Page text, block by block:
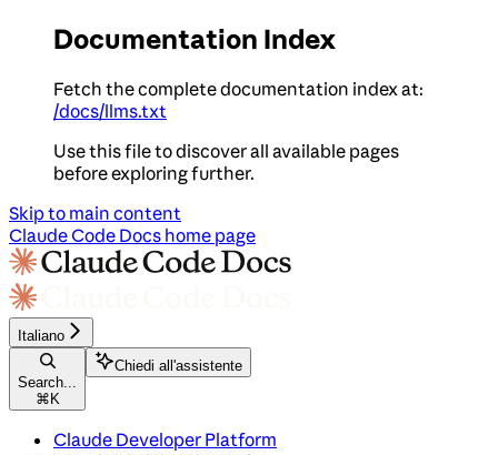
Documentation Index
Fetch the complete documentation index at:
/docs/llms.txt
Use this file to discover all available pages
before exploring further.
Skip to main content
Claude Code Docs home page
Italiano
Search...
⌘ K
Chiedi all'assistente
Claude Developer Platform